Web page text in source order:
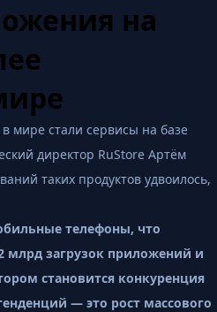
на
стали сервисы на базе
директор RuStore Артём
таких продуктов удвоилось,
телефоны, что
млрд загрузок приложений и
становится конкуренция
— это рост массового